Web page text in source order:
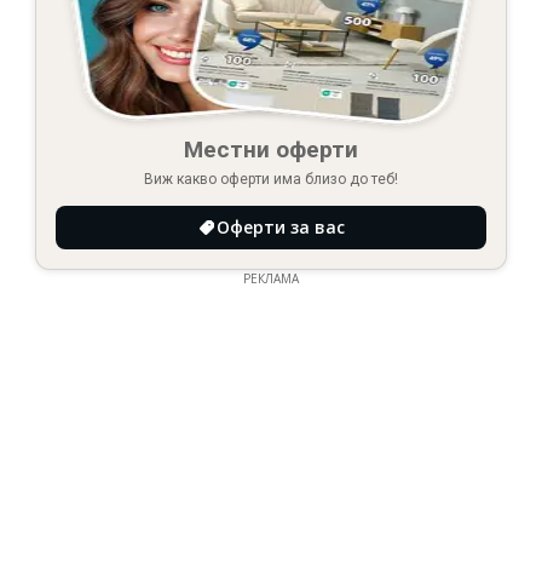
Местни оферти
Виж какво оферти има близо до теб!
Оферти за вас
РЕКЛАМА